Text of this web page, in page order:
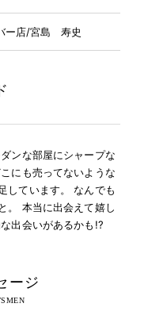
ー店/宮島 寿史
ンな部屋にシャープな
にも売ってないような
しています。 なんでも
。 本当に出会えて嬉し
出会いがあるかも!?
ージ